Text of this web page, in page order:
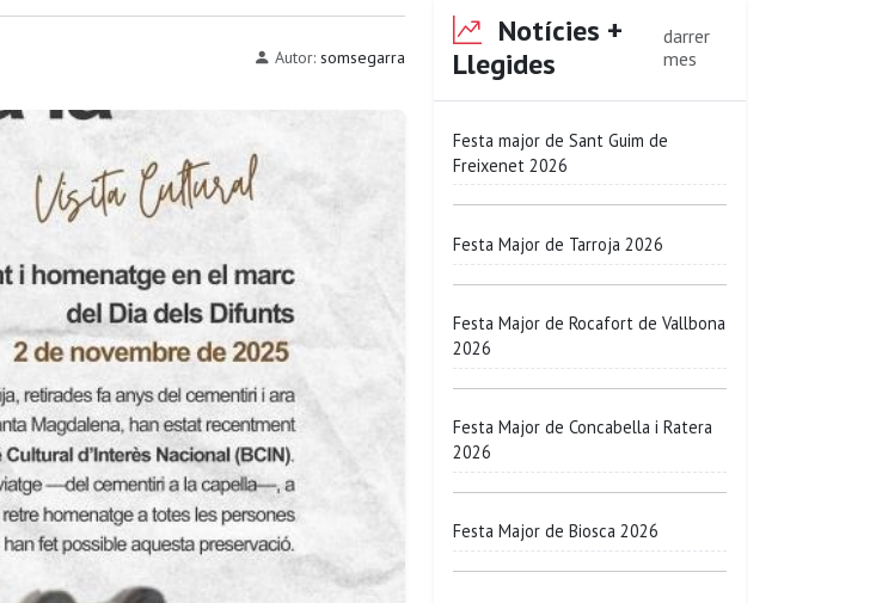
Autor: somsegarra
Notícies +
Llegides
darrer
mes
Festa major de Sant Guim de
Freixenet 2026
Festa Major de Tarroja 2026
Festa Major de Rocafort de Vallbona
2026
Festa Major de Concabella i Ratera
2026
Festa Major de Biosca 2026